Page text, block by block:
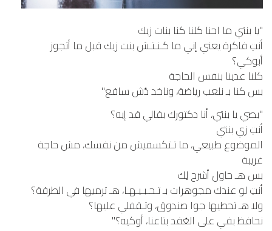
"يا بنتي ما احنا كلنا كنا بنات زيك
أنتِ فاكرة يعني إني ما كـنـتـش بنت زيك قبل ما أتجوز
أبوكي؟
كلنا عدينا بنفس الحاجة
بس كنا بـ نلعب رياضة، وناخد دُش ساقع"
"بصي يا بنتي، أنا دكتورك بقالي قد إيه؟
أنتِ زي بنتي
الموضوع طبيعي، ما تـتكسفيش من نفسك، مش حاجة
غريبة
بس هـ حاول أشرح لِك
أنتِ لو عندك مجوهرات بـ تـحـبـيـهـا، هـ ترميها في الطرقة؟
ولا هـ تحطيها جوا صندوق، وتـقفلي عليها؟
نحافظ بقي على العُقد بتاعنا، أوكيه؟"